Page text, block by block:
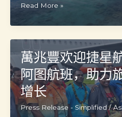
探
瓦
图：
2024
年
充
满
活
Read More »
萬兆豐欢迎捷星
阿图航班，助力
增长
Press Release - Simplified/